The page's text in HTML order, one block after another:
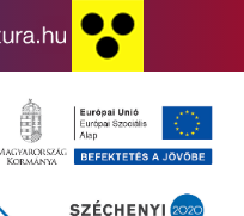
a SzinTér Fesztiválon
koncert a